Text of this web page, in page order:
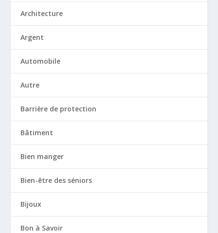
Architecture
Argent
Automobile
Autre
Barrière de protection
Bâtiment
Bien manger
Bien-être des séniors
Bijoux
Bon à Savoir